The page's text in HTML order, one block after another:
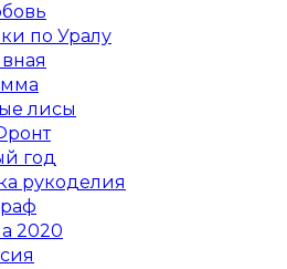
по Уралу
лисы
год
рукоделия
2020